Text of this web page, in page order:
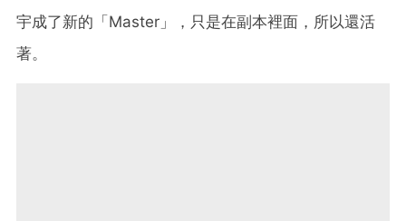
宇成了新的「Master」，只是在副本裡面，所以還活
著。